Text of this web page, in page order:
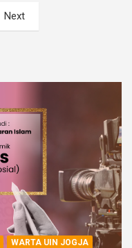
Next
WARTA UIN JOGJA